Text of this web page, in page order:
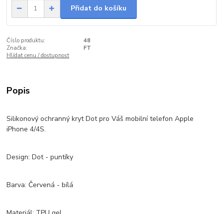
Přidat do košíku
Číslo produktu:
48
Značka:
FT
Hlídat cenu / dostupnost
Popis
Silikonový ochranný kryt Dot pro Váš mobilní telefon Apple
iPhone 4/4S.
Design: Dot - puntíky
Barva: Červená - bílá